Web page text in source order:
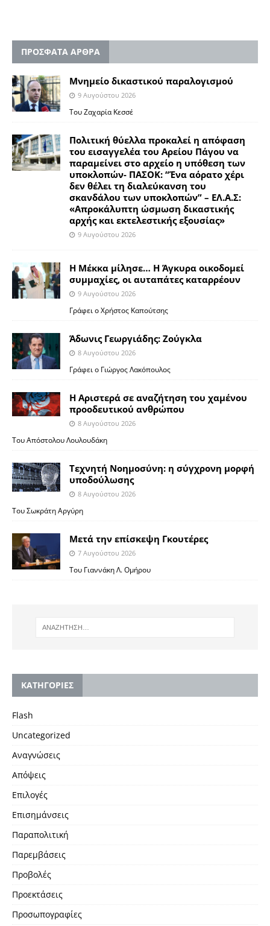
ΠΡΟΣΦΑΤΑ ΑΡΘΡΑ
Μνημείο δικαστικού παραλογισμού
9 Αυγούστου 2026
Του Ζαχαρία Κεσσέ
Πολιτική θύελλα προκαλεί η απόφαση
του εισαγγελέα του Αρείου Πάγου να
παραμείνει στο αρχείο η υπόθεση των
υποκλοπών- ΠΑΣΟΚ: “Ένα αόρατο χέρι
δεν θέλει τη διαλεύκανση του
σκανδάλου των υποκλοπών” – ΕΛ.Α.Σ:
«Απροκάλυπτη ώσμωση δικαστικής
αρχής και εκτελεστικής εξουσίας»
9 Αυγούστου 2026
Η Μέκκα μίλησε… Η Άγκυρα οικοδομεί
συμμαχίες, οι αυταπάτες καταρρέουν
9 Αυγούστου 2026
Γράφει ο Χρήστος Καπούτσης
Άδωνις Γεωργιάδης: Ζούγκλα
8 Αυγούστου 2026
Γράφει ο Γιώργος Λακόπουλος
Η Αριστερά σε αναζήτηση του χαμένου
προοδευτικού ανθρώπου
8 Αυγούστου 2026
Του Απόστολου Λουλουδάκη
Τεχνητή Νοημοσύνη: η σύγχρονη μορφή
υποδούλωσης
8 Αυγούστου 2026
Του Σωκράτη Αργύρη
Μετά την επίσκεψη Γκουτέρες
7 Αυγούστου 2026
Του Γιαννάκη Λ. Ομήρου
KΑΤΗΓΟΡΙΕΣ
Flash
Uncategorized
Αναγνώσεις
Απόψεις
Επιλογές
Επισημάνσεις
Παραπολιτική
Παρεμβάσεις
Προβολές
Προεκτάσεις
Προσωπογραφίες